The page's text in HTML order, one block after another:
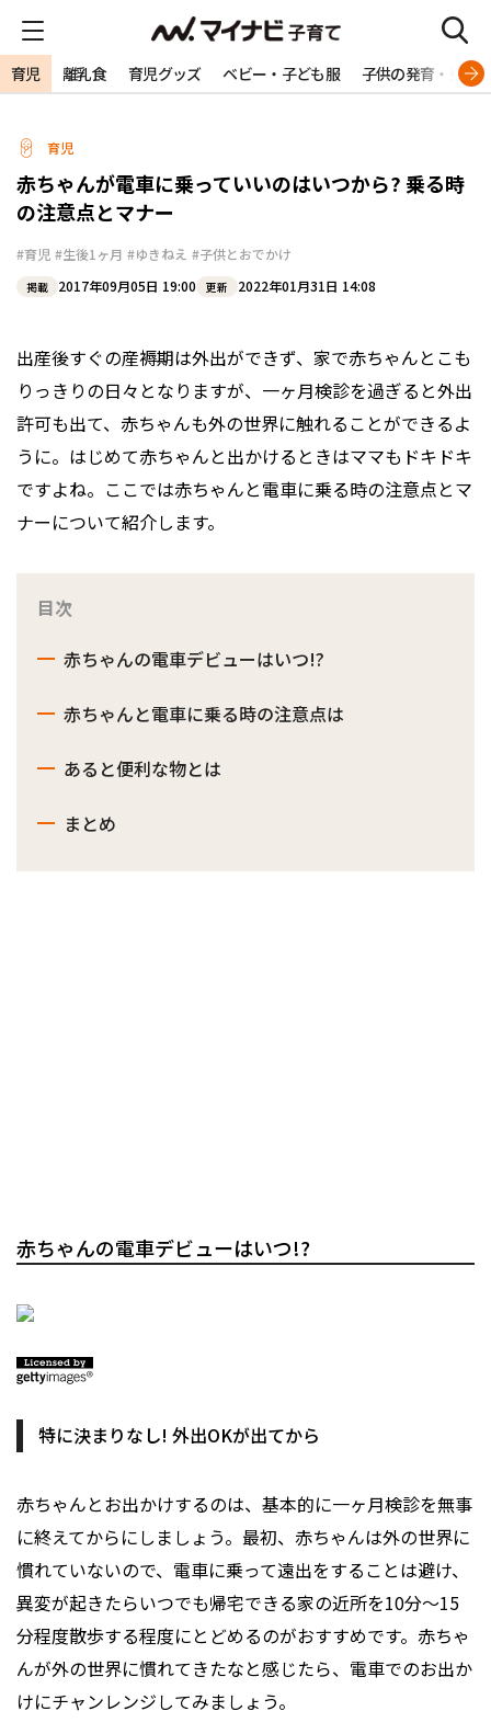
育児 離乳食 育児グッズ ベビー・子ども服 子供の発育・発達
育児
赤ちゃんが電車に乗っていいのはいつから? 乗る時
の注意点とマナー
#育児 #生後1ヶ月 #ゆきねえ #子供とおでかけ
掲載 2017年09月05日 19:00 更新 2022年01月31日 14:08
出産後すぐの産褥期は外出ができず、家で赤ちゃんとこも
りっきりの日々となりますが、一ヶ月検診を過ぎると外出
許可も出て、赤ちゃんも外の世界に触れることができるよ
うに。はじめて赤ちゃんと出かけるときはママもドキドキ
ですよね。ここでは赤ちゃんと電車に乗る時の注意点とマ
ナーについて紹介します。
目次
赤ちゃんの電車デビューはいつ!?
赤ちゃんと電車に乗る時の注意点は
あると便利な物とは
まとめ
赤ちゃんの電車デビューはいつ!?
特に決まりなし! 外出OKが出てから
赤ちゃんとお出かけするのは、基本的に一ヶ月検診を無事
に終えてからにしましょう。最初、赤ちゃんは外の世界に
慣れていないので、電車に乗って遠出をすることは避け、
異変が起きたらいつでも帰宅できる家の近所を10分〜15
分程度散歩する程度にとどめるのがおすすめです。赤ちゃ
んが外の世界に慣れてきたなと感じたら、電車でのお出か
けにチャンレンジしてみましょう。